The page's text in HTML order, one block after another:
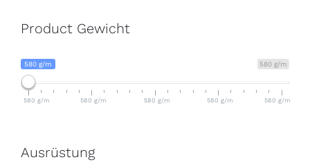
Product Gewicht
580 g/m
580 g/m
580 g/m 580 g/m 580 g/m 580 g/m 580 g/m
Ausrüstung